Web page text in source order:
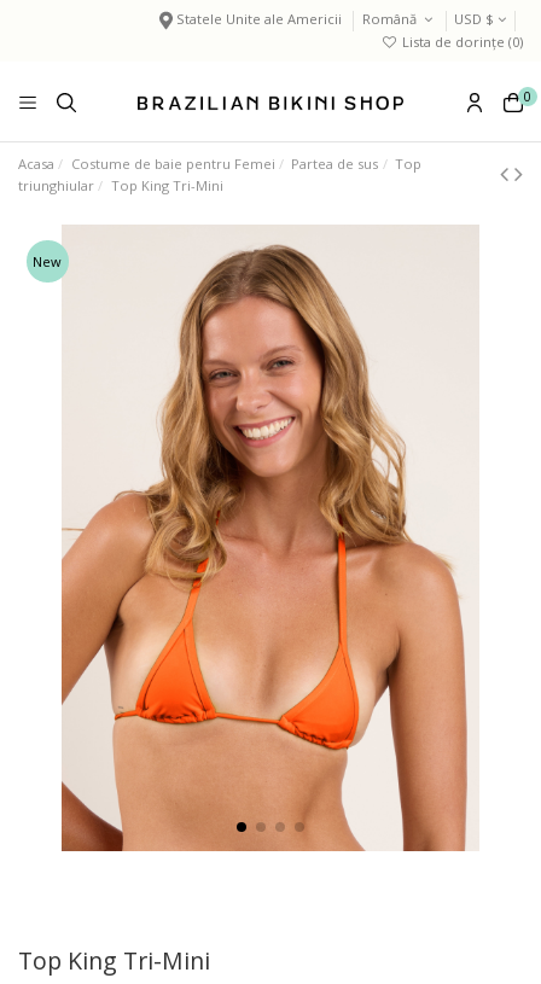
Statele Unite ale Americii Română
USD $
Lista de dorințe (0)
0
Acasa Costume de baie pentru Femei Partea de sus
Top
triunghiular
Top King Tri-Mini
New
Top King Tri-Mini